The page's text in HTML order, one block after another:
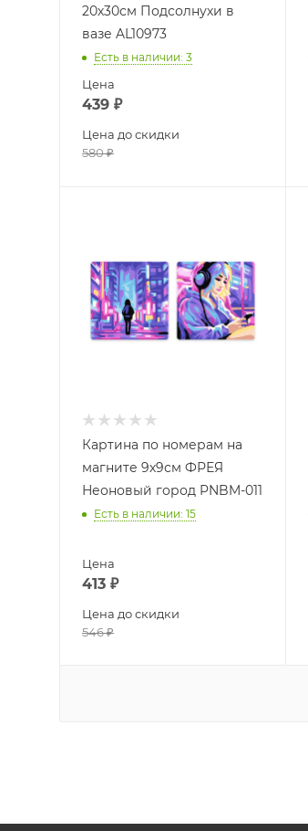
20х30см Подсолнухи в
вазе AL10973
Есть в наличии: 3
Цена
439 ₽
Цена до скидки
580₽
Картина по номерам на
магните 9х9см ФРЕЯ
Неоновый город PNBM-011
Есть в наличии: 15
Цена
413 ₽
Цена до скидки
546₽